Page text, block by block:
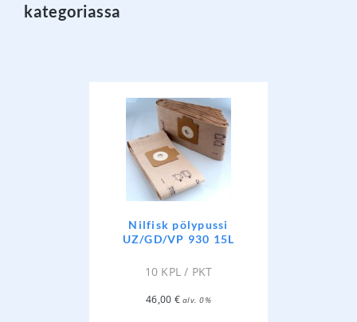
kategoriassa
Nilfisk pölypussi
UZ/GD/VP 930 15L
10 KPL / PKT
46,00 € alv. 0%